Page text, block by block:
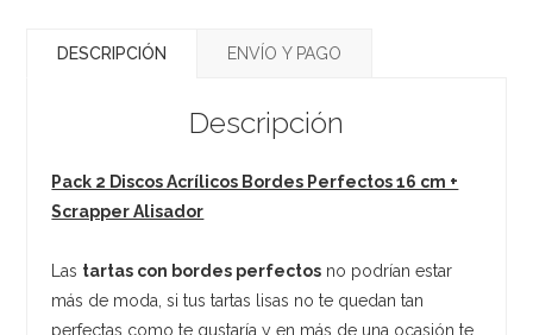
DESCRIPCIÓN ENVÍO Y PAGO
Descripción
Pack 2 Discos Acrílicos Bordes Perfectos 16 cm +
Scrapper Alisador
Las tartas con bordes perfectos no podrían estar
más de moda, si tus tartas lisas no te quedan tan
perfectas como te gustaría y en más de una ocasión te